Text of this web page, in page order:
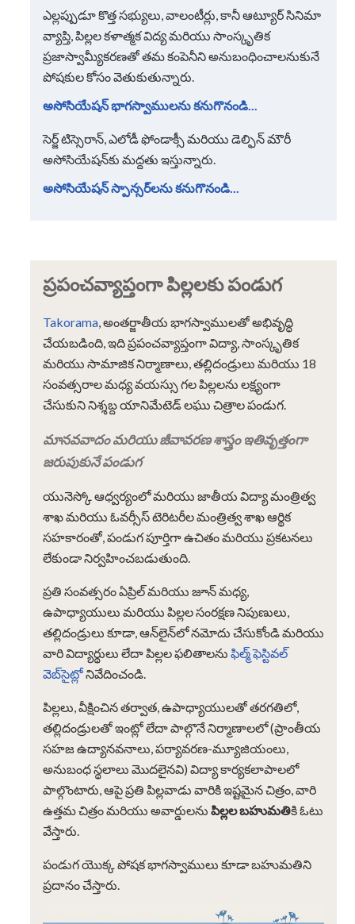
ఎల్లప్పుడూ కొత్త సభ్యులు, వాలంటీర్లు, కానీ ఆట్యూర్ సినిమా
వ్యాప్తి, పిల్లల కళాత్మక విద్య మరియు సాంస్కృతిక
ప్రజాస్వామ్యీకరణతో తమ కంపెనీని అనుబంధించాలనుకునే
పోషకుల కోసం వెతుకుతున్నారు.
అసోసియేషన్ భాగస్వాములను కనుగొనండి...
సెర్జ్ టిస్సెరాన్, ఎలోడీ ఫోండాక్సీ మరియు డెల్ఫిన్ మౌరీ
అసోసియేషన్‌కు మద్దతు ఇస్తున్నారు.
అసోసియేషన్ స్పాన్సర్‌లను కనుగొనండి...
ప్రపంచవ్యాప్తంగా పిల్లలకు పండుగ
Takorama, అంతర్జాతీయ భాగస్వాములతో అభివృద్ధి
చేయబడింది, ఇది ప్రపంచవ్యాప్తంగా విద్యా, సాంస్కృతిక
మరియు సామాజిక నిర్మాణాలు, తల్లిదండ్రులు మరియు 18
సంవత్సరాల మధ్య వయస్సు గల పిల్లలను లక్ష్యంగా
చేసుకుని నిశ్శబ్ద యానిమేటెడ్ లఘు చిత్రాల పండుగ.
మానవవాదం మరియు జీవావరణ శాస్త్రం ఇతివృత్తంగా
జరుపుకునే పండుగ
యునెస్కో ఆధ్వర్యంలో మరియు జాతీయ విద్యా మంత్రిత్వ
శాఖ మరియు ఓవర్సీస్ టెరిటరీల మంత్రిత్వ శాఖ ఆర్థిక
సహకారంతో, పండుగ పూర్తిగా ఉచితం మరియు ప్రకటనలు
లేకుండా నిర్వహించబడుతుంది.
ప్రతి సంవత్సరం ఏప్రిల్ మరియు జూన్ మధ్య,
ఉపాధ్యాయులు మరియు పిల్లల సంరక్షణ నిపుణులు,
తల్లిదండ్రులు కూడా, ఆన్‌లైన్‌లో నమోదు చేసుకోండి మరియు
వారి విద్యార్థులు లేదా పిల్లల ఫలితాలను ఫిల్మ్ ఫెస్టివల్
వెబ్‌సైట్లో నివేదించండి.
పిల్లలు, వీక్షించిన తర్వాత, ఉపాధ్యాయులతో తరగతిలో,
తల్లిదండ్రులతో ఇంట్లో లేదా పాల్గొనే నిర్మాణాలలో (ప్రాంతీయ
సహజ ఉద్యానవనాలు, పర్యావరణ-మ్యూజియంలు,
అనుబంధ స్థలాలు మొదలైనవి) విద్యా కార్యకలాపాలలో
పాల్గొంటారు, ఆపై ప్రతి పిల్లవాడు వారికి ఇష్టమైన చిత్రం, వారి
ఉత్తమ చిత్రం మరియు అవార్డులను పిల్లల బహుమతికి ఓటు
వేస్తారు.
పండుగ యొక్క పోషక భాగస్వాములు కూడా బహుమతిని
ప్రదానం చేస్తారు.